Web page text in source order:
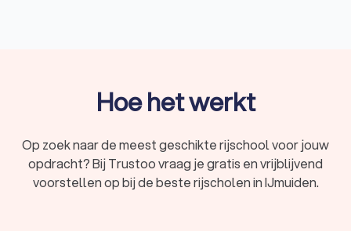
past: vanspoedcursus faalangstbegeleiding
Verschillende lespakketten met rijlessen van
Vergelijk675 rijscholenin IJmuiden en lees1000+
reviews.
Hoe het werkt
Op zoek naar de meest geschikte rijschool voor jouw
opdracht? Bij Trustoo vraag je gratis en vrijblijvend
voorstellen op bij de beste rijscholen in IJmuiden.